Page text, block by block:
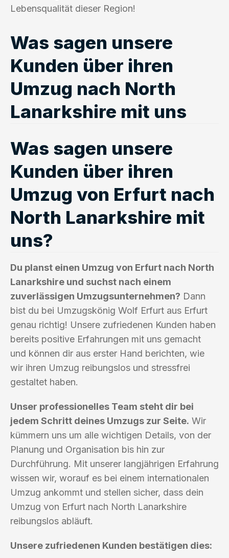
Lebensqualität dieser Region!
Was sagen unsere
Kunden über ihren
Umzug nach North
Lanarkshire mit uns
Was sagen unsere
Kunden über ihren
Umzug von Erfurt nach
North Lanarkshire mit
uns?
Du planst einen Umzug von Erfurt nach North
Lanarkshire und suchst nach einem
zuverlässigen Umzugsunternehmen? Dann
bist du bei Umzugskönig Wolf Erfurt aus Erfurt
genau richtig! Unsere zufriedenen Kunden haben
bereits positive Erfahrungen mit uns gemacht
und können dir aus erster Hand berichten, wie
wir ihren Umzug reibungslos und stressfrei
gestaltet haben.
Unser professionelles Team steht dir bei
jedem Schritt deines Umzugs zur Seite. Wir
kümmern uns um alle wichtigen Details, von der
Planung und Organisation bis hin zur
Durchführung. Mit unserer langjährigen Erfahrung
wissen wir, worauf es bei einem internationalen
Umzug ankommt und stellen sicher, dass dein
Umzug von Erfurt nach North Lanarkshire
reibungslos abläuft.
Unsere zufriedenen Kunden bestätigen dies: